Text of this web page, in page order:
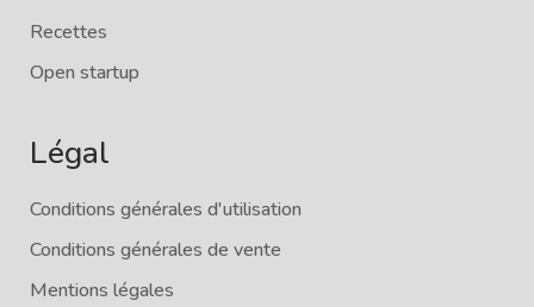
Recettes
Open startup
Légal
Conditions générales d'utilisation
Conditions générales de vente
Mentions légales